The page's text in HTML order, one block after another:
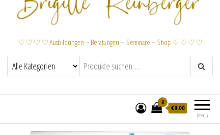
♡ ♡ ♡ ♡ Ausbildungen – Beratungen – Seminare – Shop ♡ ♡ ♡ ♡
Menü
0
€0.00